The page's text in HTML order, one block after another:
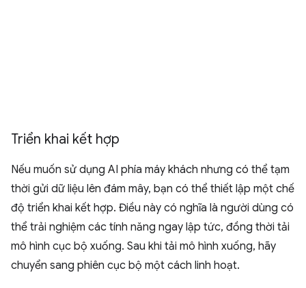
Triển khai kết hợp
Nếu muốn sử dụng AI phía máy khách nhưng có thể tạm
thời gửi dữ liệu lên đám mây, bạn có thể thiết lập một chế
độ triển khai kết hợp. Điều này có nghĩa là người dùng có
thể trải nghiệm các tính năng ngay lập tức, đồng thời tải
mô hình cục bộ xuống. Sau khi tải mô hình xuống, hãy
chuyển sang phiên cục bộ một cách linh hoạt.